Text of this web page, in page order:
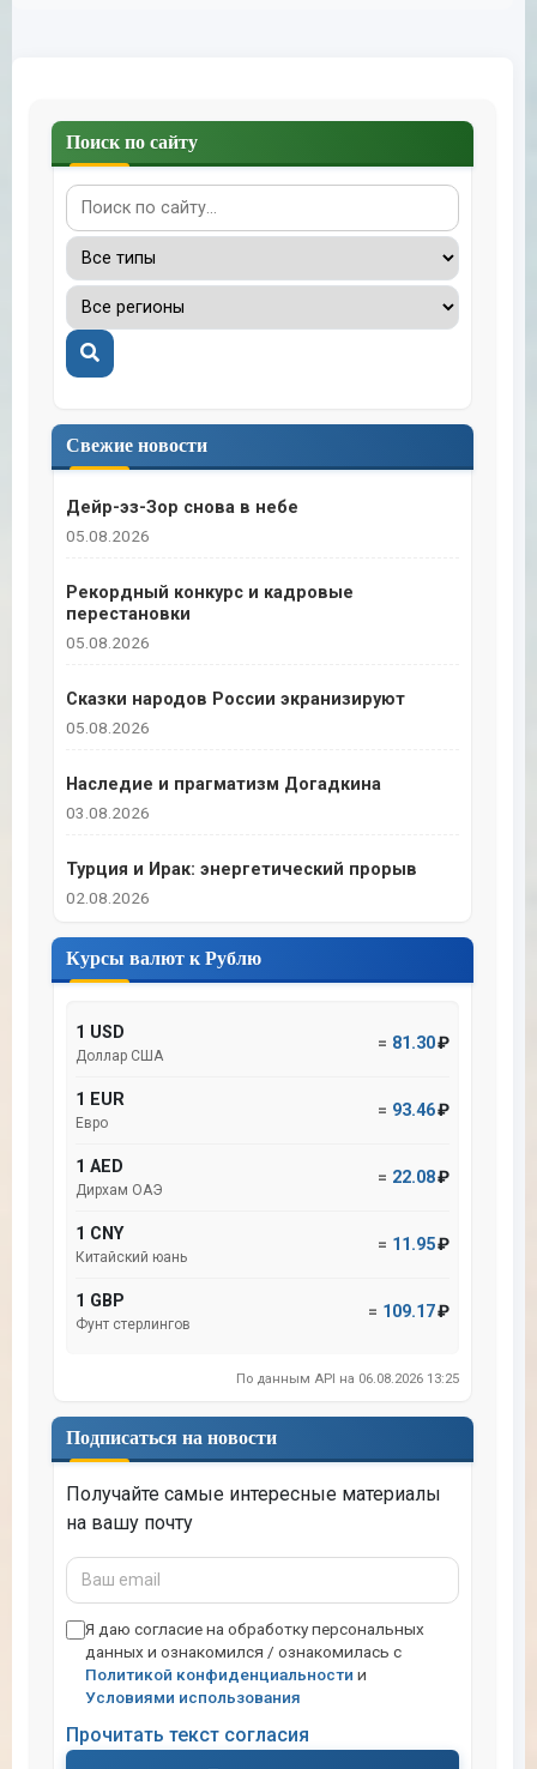
Поиск по сайту
Поиск
Свежие новости
Дейр-эз-Зор снова в небе
05.08.2026
Рекордный конкурс и кадровые
перестановки
05.08.2026
Сказки народов России экранизируют
05.08.2026
Наследие и прагматизм Догадкина
03.08.2026
Турция и Ирак: энергетический прорыв
02.08.2026
Курсы валют к Рублю
1 USD
Доллар США
= 81.30₽
1 EUR
Евро
= 93.46₽
1 AED
Дирхам ОАЭ
= 22.08₽
1 CNY
Китайский юань
= 11.95₽
1 GBP
Фунт стерлингов
= 109.17₽
По данным API на 06.08.2026 13:25
Подписаться на новости
Получайте самые интересные материалы
на вашу почту
Ваш
email
Я даю согласие на обработку персональных
данных и ознакомился / ознакомилась с
Политикой конфиденциальности и
Условиями использования
Прочитать текст согласия